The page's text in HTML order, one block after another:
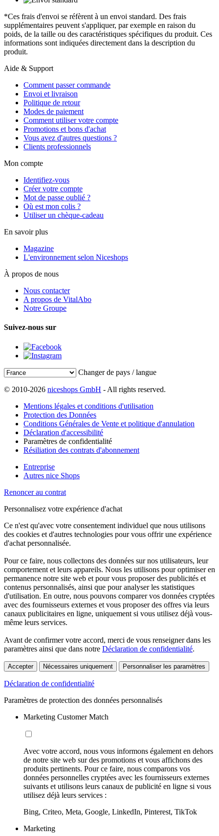
*Ces frais d'envoi se réfèrent à un envoi standard. Des frais
supplémentaires peuvent s'appliquer, par exemple en raison du
poids, de la taille ou des caractéristiques spécifiques du produit. Ces
informations sont indiquées directement dans la description du
produit.
Aide & Support
Comment passer commande
Envoi et livraison
Politique de retour
Modes de paiement
Comment utiliser votre compte
Promotions et bons d'achat
Vous avez d'autres questions ?
Clients professionnels
Mon compte
Identifiez-vous
Créer votre compte
Mot de passe oublié ?
Où est mon colis ?
Utiliser un chèque-cadeau
En savoir plus
Magazine
L'environnement selon Niceshops
À propos de nous
Nous contacter
A propos de VitalAbo
Notre Groupe
Suivez-nous sur
Changer de pays / langue
© 2010-2026 niceshops GmbH - All rights reserved.
Mentions légales et conditions d'utilisation
Protection des Données
Conditions Générales de Vente et politique d'annulation
Déclaration d'accessibilité
Paramètres de confidentialité
Résiliation des contrats d'abonnement
Entreprise
Autres nice Shops
Renoncer au contrat
Personnalisez votre expérience d'achat
Ce n'est qu'avec votre consentement individuel que nous utilisons
des cookies et d'autres technologies pour vous offrir une expérience
d'achat personnalisée.
Pour ce faire, nous collectons des données sur nos utilisateurs, leur
comportement et leurs appareils. Nous les utilisons pour optimiser en
permanence notre site web et pour vous proposer des publicités et
contenus personnalisés, ainsi que pour analyser les statistiques
d'utilisation. En outre, nous pouvons comparer vos données cryptées
avec des fournisseurs externes et vous proposer des offres via leurs
canaux publicitaires en ligne, uniquement si vous utilisez déjà vous-
même leurs services.
Avant de confirmer votre accord, merci de vous renseigner dans les
paramètres ainsi que dans notre Déclaration de confidentialité.
Accepter Nécessaires uniquement Personnaliser les paramètres
Déclaration de confidentialité
Paramètres de protection des données personnalisés
Marketing Customer Match
Avec votre accord, nous vous informons également en dehors
de notre site web sur des promotions et vous affichons des
produits pertinents. Pour ce faire, nous comparons vos
données personnelles cryptées avec les fournisseurs externes
suivants et utilisons leurs canaux de publicité en ligne si vous
utilisez déjà leurs services :
Bing, Criteo, Meta, Google, LinkedIn, Pinterest, TikTok
Marketing